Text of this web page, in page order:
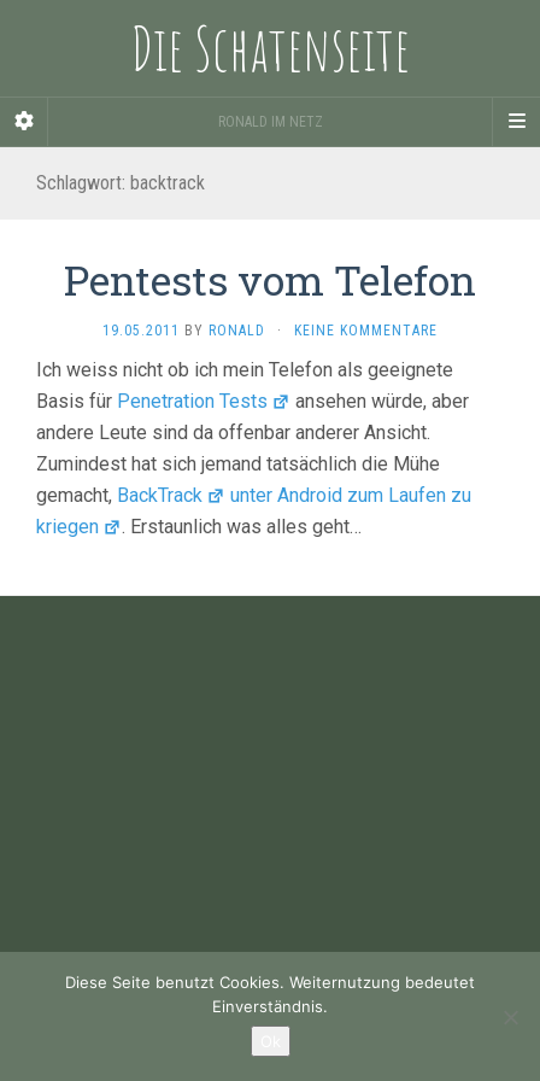
Die Schatenseite
RONALD IM NETZ
Schlagwort: backtrack
Pentests vom Telefon
19.05.2011 BY RONALD · KEINE KOMMENTARE
Ich weiss nicht ob ich mein Telefon als geeignete
Basis für Penetration Tests
ansehen würde, aber
andere Leute sind da offenbar anderer Ansicht.
Zumindest hat sich jemand tatsächlich die Mühe
gemacht, BackTrack
unter Android zum Laufen zu
kriegen
. Erstaunlich was alles geht…
Diese Seite benutzt Cookies. Weiternutzung bedeutet
Einverständnis.